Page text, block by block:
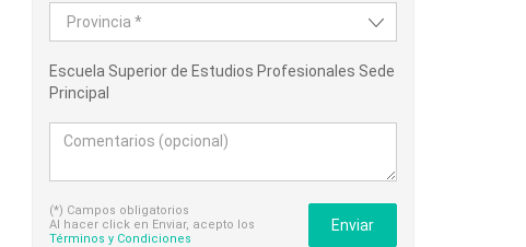
Provincia *
Escuela Superior de Estudios Profesionales Sede
Principal
(*) Campos obligatorios
Al hacer click en Enviar, acepto los
Términos y Condiciones
Enviar